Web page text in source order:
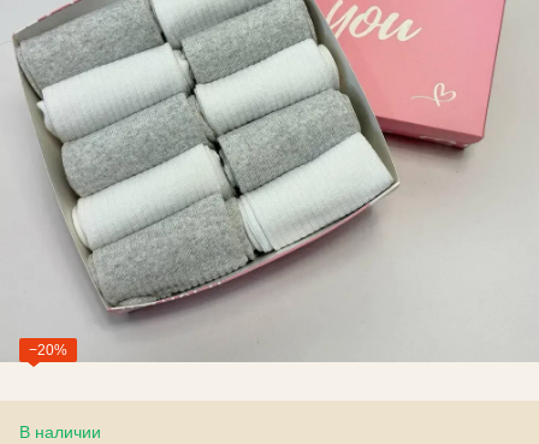
−20%
В наличии